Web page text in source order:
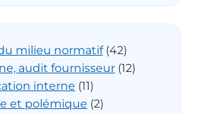
milieu normatif(42)
audit fournisseur (12)
interne (11)
et polémique (2)